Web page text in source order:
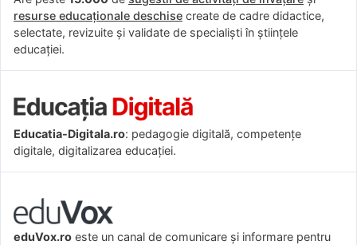
resurse educaționale deschise create de cadre didactice,
selectate, revizuite și validate de specialiști în științele
educației.
Educatia-Digitala.ro: pedagogie digitală, competențe
digitale, digitalizarea educației.
eduVox.ro este un canal de comunicare și informare pentru